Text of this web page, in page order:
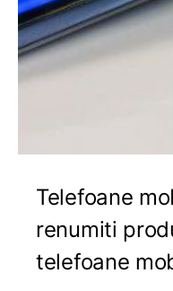
Telefoane
renumiti
telefoane